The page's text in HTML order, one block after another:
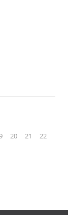
20 21
22